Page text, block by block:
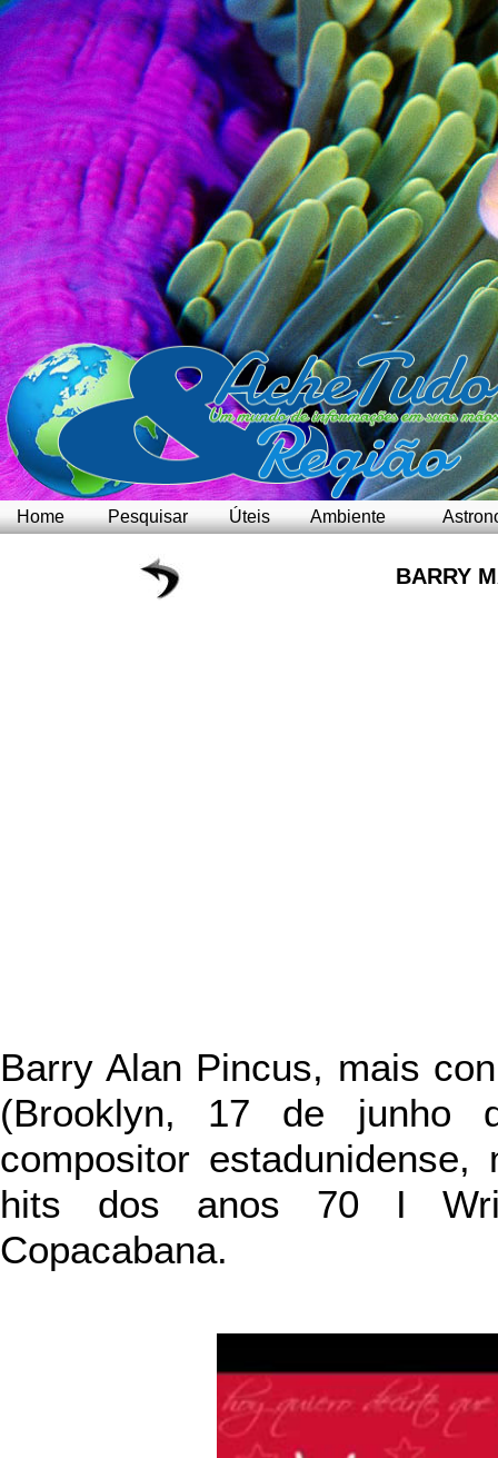
Home Pesquisar Úteis Ambiente
BARRY
Barry Alan Pincus, mais
(Brooklyn, 17 de
compositor
hits dos anos 70 I
Copacabana.